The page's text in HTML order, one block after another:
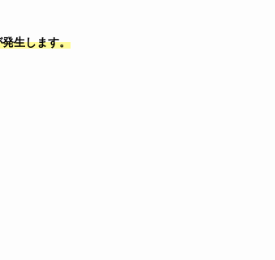
生します。